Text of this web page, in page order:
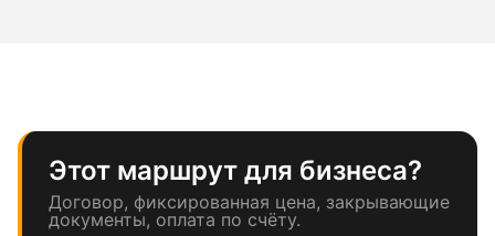
Этот маршрут для бизнеса?
Договор, фиксированная цена, закрывающие
документы, оплата по счёту.